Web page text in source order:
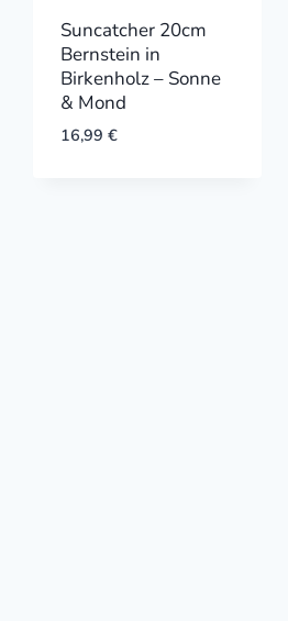
Suncatcher 20cm
Bernstein in
Birkenholz – Sonne
& Mond
16,99 €